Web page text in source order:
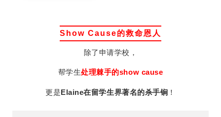
Show Cause的救命恩人
除了申请学校，
帮学生处理棘手的show cause
更是Elaine在留学生界著名的杀手锏 ！